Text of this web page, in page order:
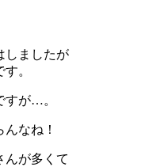
しましたが
。
すが…。
なね！
が多くて